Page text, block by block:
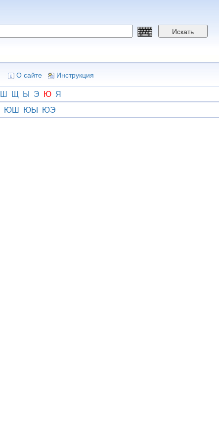
Искать
О сайте Инструкция
Ш Щ Ы Э Ю Я
ЮШ ЮЫ ЮЭ